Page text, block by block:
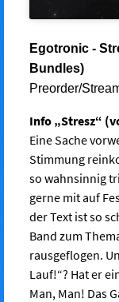
Egotronic -
Bundles)
Preorder/
Info „Stresz“
Eine Sache
Stimmung
so wahnsinnig
gerne mit auf
der Text ist so
Band zum
rausgeflogen.
Lauf!“? Hat er
Man, Man! Das